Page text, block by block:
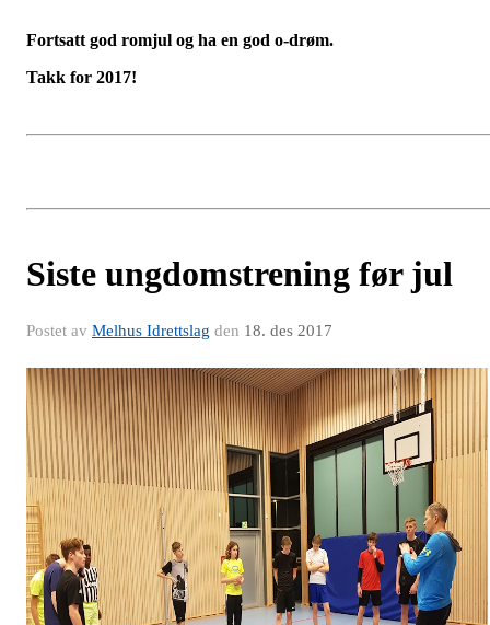
Fortsatt god romjul og ha en god o-drøm.
Takk for 2017!
Siste ungdomstrening før jul
Postet av Melhus Idrettslag den 18. des 2017